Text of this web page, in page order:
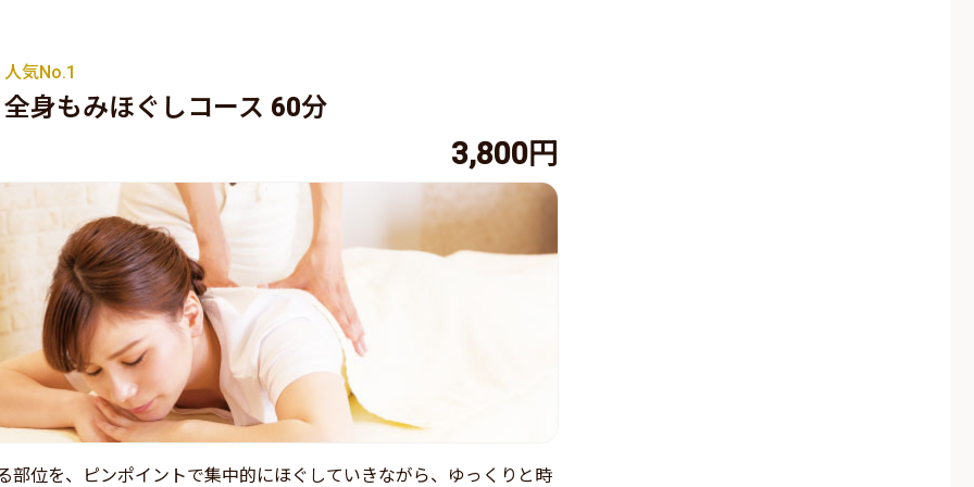
人気No.1
全身もみほぐしコース 60分
3,800円
部位を、ピンポイントで集中的にほぐしていきながら、ゆっくりと時